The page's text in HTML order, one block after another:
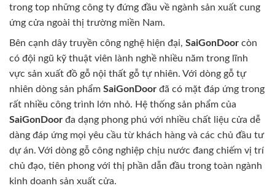
trong top những công ty đứng đầu về ngành sản xuất cung
ứng cửa ngoài thị trường miền Nam.
Bên cạnh dây truyền công nghệ hiện đại, SaiGonDoor còn
có đội ngũ kỹ thuật viên lành nghề nhiều năm trong lĩnh
vực sản xuất đồ gỗ nội thất gỗ tự nhiên. Với dòng gỗ tự
nhiên dòng sản phẩm SaiGonDoor đã có mặt đáp ứng trong
rất nhiều công trình lớn nhỏ. Hệ thống sản phẩm của
SaiGonDoor đa dạng phong phú với nhiều chất liệu cửa dễ
dàng đáp ứng mọi yêu cầu từ khách hàng và các chủ đầu tư
dự án. Với dòng gỗ công nghiệp chịu nước đang chiếm vị trí
chủ đạo, tiên phong với thị phần dẫn đầu trong toàn ngành
kinh doanh sản xuất cửa.